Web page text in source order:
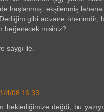
haşlanmış, ekşilenmiş
gibi acizane önerimdir,
beğenecek misiniz?
saygı ile.
1/4/08 16:33
beklediğimize değdi, bu